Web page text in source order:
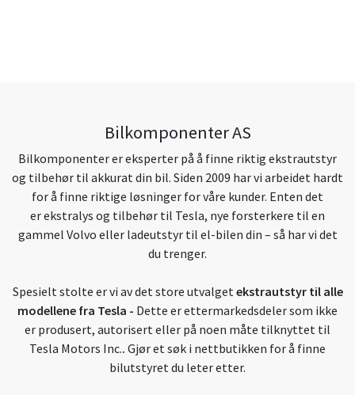
Bilkomponenter AS
Bilkomponenter er eksperter på å finne riktig ekstrautstyr
og tilbehør til akkurat din bil. Siden 2009 har vi arbeidet hardt
for å finne riktige løsninger for våre kunder. Enten det
er ekstralys og tilbehør til Tesla, nye forsterkere til en
gammel Volvo eller ladeutstyr til el-bilen din – så har vi det
du trenger.
Spesielt stolte er vi av det store utvalgetekstrautstyr til alle
modellene fra Tesla - Dette er ettermarkedsdeler som ikke
er produsert, autorisert eller på noen måte tilknyttet til
Tesla Motors Inc.. Gjør et søk i nettbutikken for å finne
bilutstyret du leter etter.